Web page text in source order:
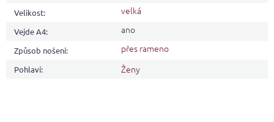
Velikost: velká
Vejde A4: ano
Způsob nošení: přes rameno
Pohlaví: Ženy